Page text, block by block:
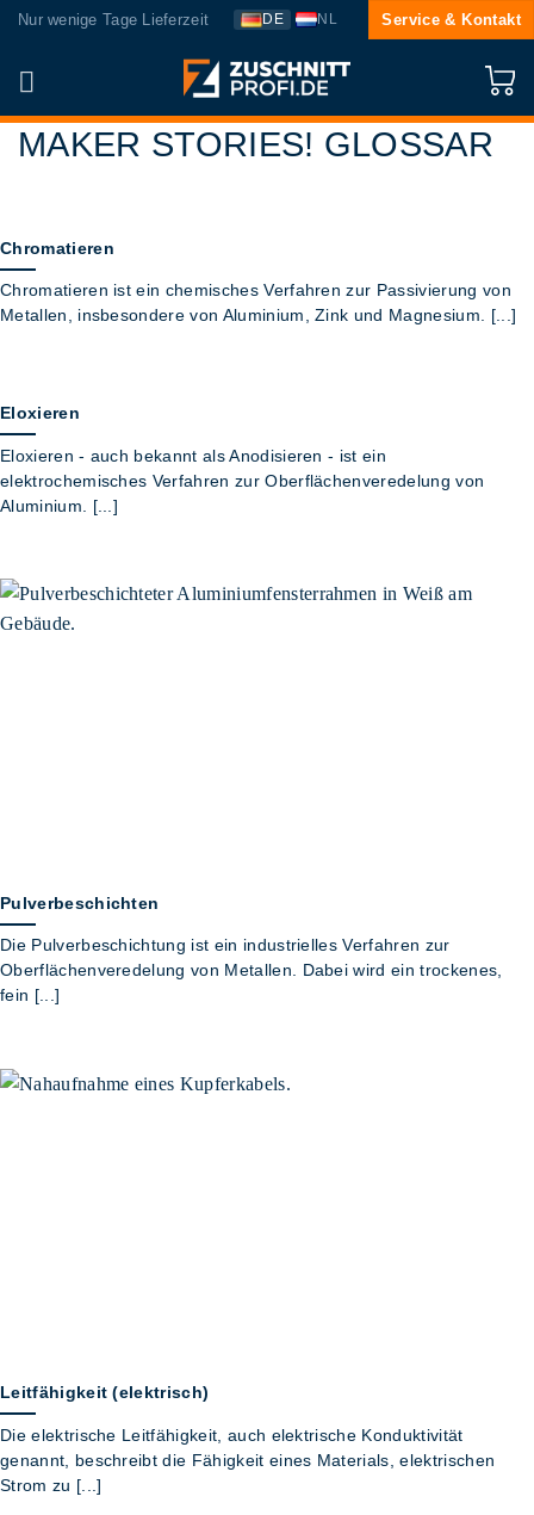
Zum
springen
Nur wenige Tage Lieferzeit DE NL Service & Kontakt
MAKER STORIES! GLOSSAR
Chromatieren
Chromatieren ist ein chemisches Verfahren zur Passivierung von
Metallen, insbesondere von Aluminium, Zink und Magnesium. [...]
Eloxieren
Eloxieren - auch bekannt als Anodisieren - ist ein
elektrochemisches Verfahren zur Oberflächenveredelung von
Aluminium. [...]
Pulverbeschichten
Die Pulverbeschichtung ist ein industrielles Verfahren zur
Oberflächenveredelung von Metallen. Dabei wird ein trockenes,
fein [...]
Leitfähigkeit (elektrisch)
Die elektrische Leitfähigkeit, auch elektrische Konduktivität
genannt, beschreibt die Fähigkeit eines Materials, elektrischen
Strom zu [...]